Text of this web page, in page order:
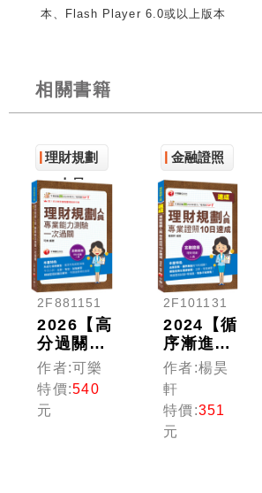
本、Flash Player 6.0或以上版本
相關書籍
理財規劃
人員
2F881151
2026【高
分過關看
這本!】
理財規劃
人員專業
能力測驗
作者:可樂
特價:540
元
金融證照
2F101131
2024【循
序漸進的
10日規
劃】理財
規劃人員
專業證照
10日速
作者:楊昊
軒
特價:351
元